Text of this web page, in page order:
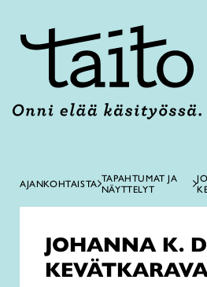
AJANKOHTAISTA TAPAHTUMAT JA
NÄYTTELYT
JOHANNA K.